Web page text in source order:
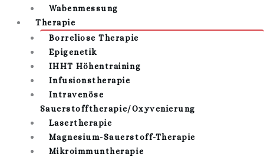
Wabenmessung
Therapie
Borreliose Therapie
Epigenetik
IHHT Höhentraining
Infusionstherapie
Intravenöse
Sauerstofftherapie/Oxyvenierung
Lasertherapie
Magnesium-Sauerstoff-Therapie
Mikroimmuntherapie